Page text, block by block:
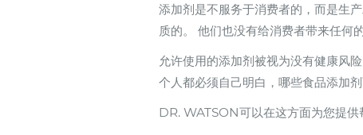
添加剂是不服务于消费者的，而是生
质的。 他们也没有给消费者带来任何
允许使用的添加剂被视为没有健康风
个人都必须自己明白，哪些食品添加
DR. WATSON可以在这方面为您提供